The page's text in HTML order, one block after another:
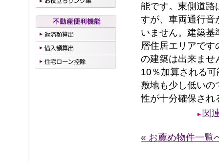
能です。東側道路
すが、車両通行音
いません。建築基
層住居エリアで
の建築は出来ませ
10％加算される
敷地も少し低いの
性が十分確保され
関
« お薦め物件一覧